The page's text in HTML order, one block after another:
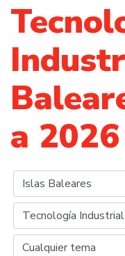
a 2026